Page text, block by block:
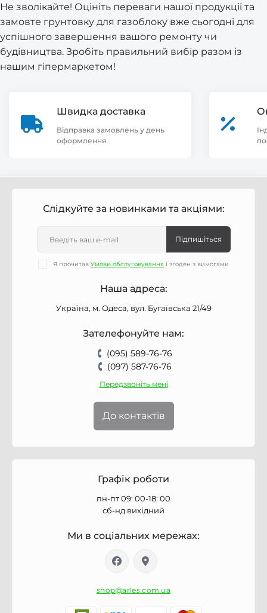
Не зволікайте! Оцініть переваги нашої продукції та
замовте грунтовку для газоблоку вже сьогодні для
успішного завершення вашого ремонту чи
будівництва. Зробіть правильний вибір разом із
нашим гіпермаркетом!
Швидка доставка
Відправка замовлень у день
оформлення
Слідкуйте за новинками та акціями:
Підпишіться
Я прочитав Умови обслуговування і згоден з вимогами
Наша адреса:
Україна, м. Одеса, вул. Бугаївська 21/49
Зателефонуйте нам:
(095) 589-76-76
(097) 587-76-76
Передзвоніть мені
До контактів
Графік роботи
пн-пт 09: 00-18: 00
сб-нд вихідний
Ми в соціальних мережах:
shop@arles.com.ua